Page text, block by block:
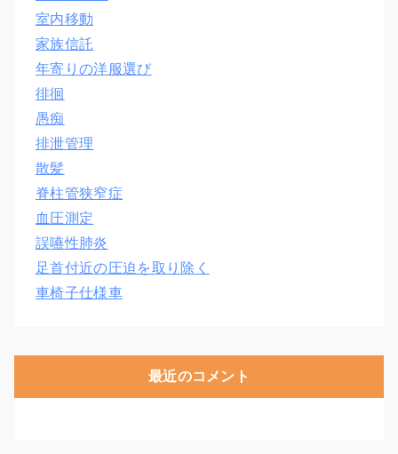
室内移動
家族信託
年寄りの洋服選び
徘徊
愚痴
排泄管理
散髪
脊柱管狭窄症
血圧測定
誤嚥性肺炎
足首付近の圧迫を取り除く
車椅子仕様車
最近のコメント